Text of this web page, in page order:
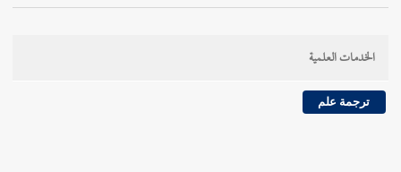
الخدمات العلمية
ترجمة علم